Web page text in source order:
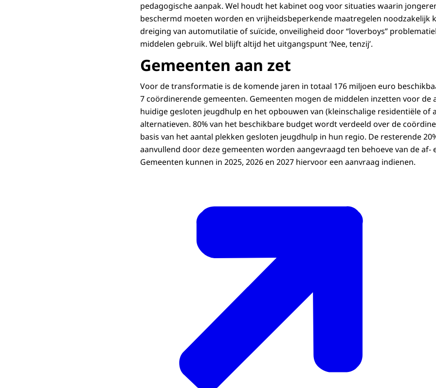
pedagogische aanpak. Wel houdt het kabinet oog voor situaties waarin
beschermd moeten worden en vrijheidsbeperkende maatregelen noodzakelijk
dreiging van automutilatie of suïcide, onveiligheid door “loverboys”
middelen gebruik. Wel blijft altijd het uitgangspunt ‘Nee, tenzij’.
Gemeenten aan zet
Voor de transformatie is de komende jaren in totaal 176 miljoen euro
7 coördinerende gemeenten. Gemeenten mogen de middelen inzetten voor de
huidige gesloten jeugdhulp en het opbouwen van (kleinschalige residentiële of
alternatieven. 80% van het beschikbare budget wordt verdeeld over de
basis van het aantal plekken gesloten jeugdhulp in hun regio. De resterende
aanvullend door deze gemeenten worden aangevraagd ten behoeve van de af-
Gemeenten kunnen in 2025, 2026 en 2027 hiervoor een aanvraag indienen.